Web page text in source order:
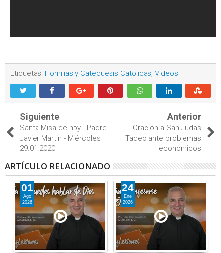
Etiquetas: Homilias y Catequesis Catolicas, Videos
Siguiente
Santa Misa de hoy - Padre
Javier Martin - Miércoles
29.01.2020
Anterior
Oración a San Judas
Tadeo ante problemas
económicos
ARTÍCULO RELACIONADO
01
Ago
2026
24
Ene
2026